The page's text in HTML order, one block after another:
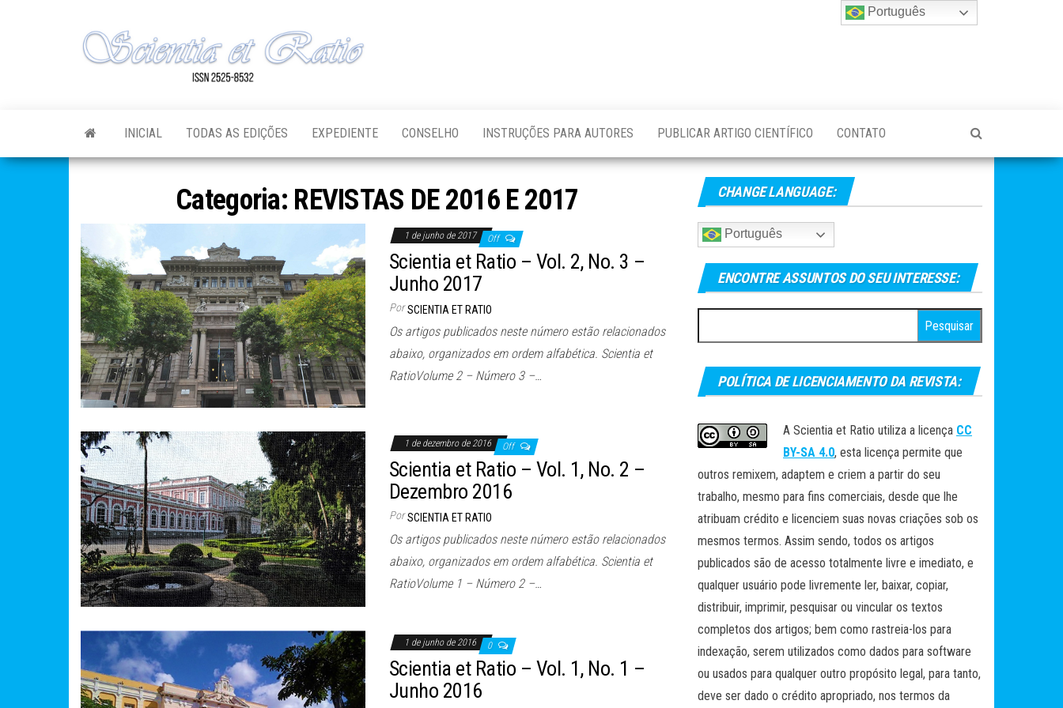
Científica
Multidisciplinar
INICIAL TODAS AS EDIÇÕES EXPEDIENTE CONSELHO INSTRUÇÕES PARA AUTORES PUBLICAR ARTIGO CIENTÍFICO CONTATO
Categoria: REVISTAS DE 2016 E 2017
1 de junho de 2017 Off
Scientia et Ratio – Vol. 2, No. 3 –
Junho 2017
Por SCIENTIA ET RATIO
Os artigos publicados neste número estão relacionados
abaixo, organizados em ordem alfabética. Scientia et
RatioVolume 2 – Número 3 –…
1 de dezembro de 2016 Off
Scientia et Ratio – Vol. 1, No. 2 –
Dezembro 2016
Por SCIENTIA ET RATIO
Os artigos publicados neste número estão relacionados
abaixo, organizados em ordem alfabética. Scientia et
RatioVolume 1 – Número 2 –…
1 de junho de 2016 0
Scientia et Ratio – Vol. 1, No. 1 –
Junho 2016
CHANGE LANGUAGE:
Português
ENCONTRE ASSUNTOS DO SEU INTERESSE:
por:
POLÍTICA DE LICENCIAMENTO DA REVISTA:
A Scientia et Ratio utiliza a licença CC
BY-SA 4.0, esta licença permite que
outros remixem, adaptem e criem a partir do seu
trabalho, mesmo para fins comerciais, desde que lhe
atribuam crédito e licenciem suas novas criações sob os
mesmos termos. Assim sendo, todos os artigos
publicados são de acesso totalmente livre e imediato, e
qualquer usuário pode livremente ler, baixar, copiar,
distribuir, imprimir, pesquisar ou vincular os textos
completos dos artigos; bem como rastreia-los para
indexação, serem utilizados como dados para software
ou usados para qualquer outro propósito legal, para tanto,
deve ser dado o crédito apropriado, nos termos da
Português